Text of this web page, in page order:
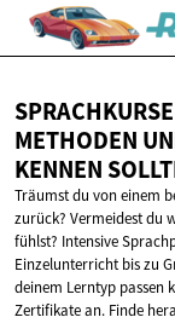
METHODEN
KENNEN
Träumst du von einem
zurück? Vermeidest du
fühlst? Intensive
Einzelunterricht bis zu
deinem Lerntyp passen
Zertifikate an. Finde